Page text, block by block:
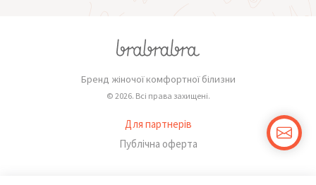
Бренд жіночої комфортної білизни
© 2026. Всі права захищені.
Для партнерів
Публічна оферта